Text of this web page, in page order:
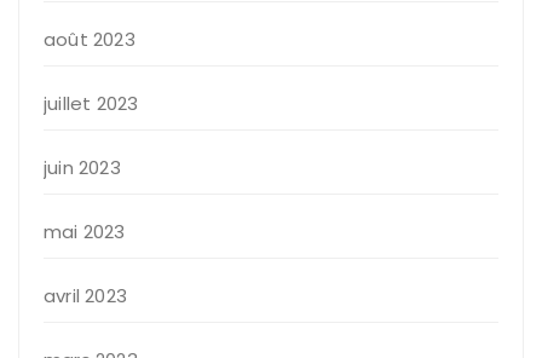
août 2023
juillet 2023
juin 2023
mai 2023
avril 2023